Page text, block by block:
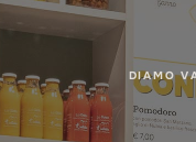
DIAMO